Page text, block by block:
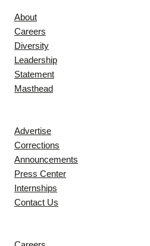
About
Careers
Diversity
Leadership
Statement
Masthead
Advertise
Corrections
Announcements
Press Center
Internships
Contact Us